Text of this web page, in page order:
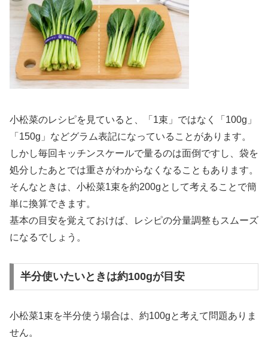
小松菜のレシピを見ていると、「1束」ではなく「100g」
「150g」などグラム表記になっていることがあります。
しかし毎回キッチンスケールで量るのは面倒ですし、袋を
処分したあとでは重さがわからなくなることもあります。
そんなときは、小松菜1束を約200gとして考えることで簡
単に換算できます。
基本の目安を覚えておけば、レシピの分量調整もスムーズ
になるでしょう。
半分使いたいときは約100gが目安
小松菜1束を半分使う場合は、約100gと考えて問題ありま
せん。